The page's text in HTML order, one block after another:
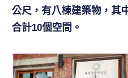
公尺，有八棟建築物，其
合計10個空間。